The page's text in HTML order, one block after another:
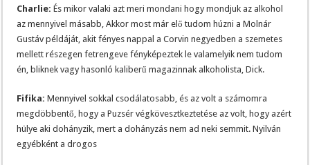
Charlie: És mikor valaki azt meri mondani hogy mondjuk az alkohol
az mennyivel másabb, Akkor most már elő tudom húzni a Molnár
Gustáv példáját, akit fényes nappal a Corvin negyedben a szemetes
mellett részegen fetrengeve fényképeztek le valamelyik nem tudom
én, bliknek vagy hasonló kaliberű magazinnak alkoholista, Dick.
Fifika: Mennyivel sokkal csodálatosabb, és az volt a számomra
megdöbbentő, hogy a Puzsér végkövesztkeztetése az volt, hogy azért
hülye aki dohányzik, mert a dohányzás nem ad neki semmit. Nyilván
egyébként a drogos